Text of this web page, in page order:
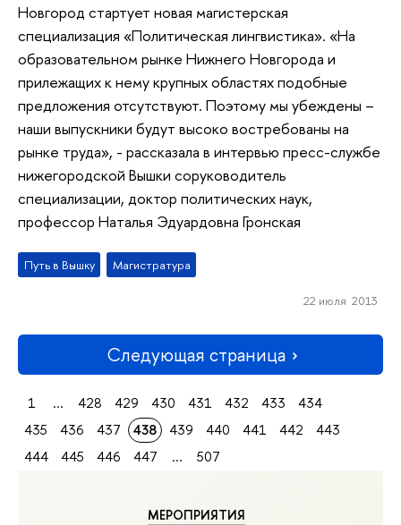
МЕРОПРИЯТИЯ
Новгород стартует новая магистерская
специализация «Политическая лингвистика». «На
образовательном рынке Нижнего Новгорода и
прилежащих к нему крупных областях подобные
предложения отсутствуют. Поэтому мы убеждены –
наши выпускники будут высоко востребованы на
рынке труда», - рассказала в интервью пресс-службе
нижегородской Вышки соруководитель
специализации, доктор политических наук,
профессор Наталья Эдуардовна Гронская
Путь в Вышку Магистратура
22 июля 2013
Следующая страница
1 ... 428 429 430 431 432 433
434
435
436 437 438 439 440 441 442
443
444
445 446 447 ... 507